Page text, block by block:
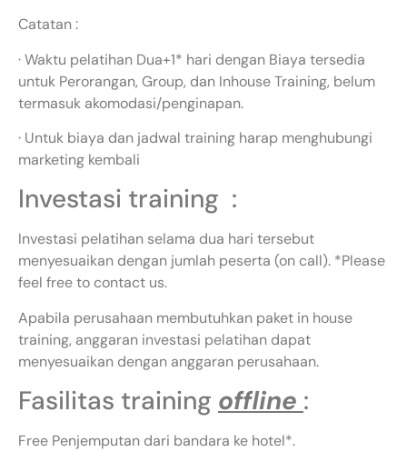
Catatan :
· Waktu pelatihan Dua+1* hari dengan Biaya tersedia
untuk Perorangan, Group, dan Inhouse Training, belum
termasuk akomodasi/penginapan.
· Untuk biaya dan jadwal training harap menghubungi
marketing kembali
Investasi training :
Investasi pelatihan selama dua hari tersebut
menyesuaikan dengan jumlah peserta (on call). *Please
feel free to contact us.
Apabila perusahaan membutuhkan paket in house
training, anggaran investasi pelatihan dapat
menyesuaikan dengan anggaran perusahaan.
Fasilitas training offline :
Free Penjemputan dari bandara ke hotel*.